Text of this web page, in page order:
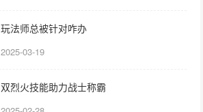
玩法师总被针对咋办
2025-03-19
双烈火技能助力战士称霸